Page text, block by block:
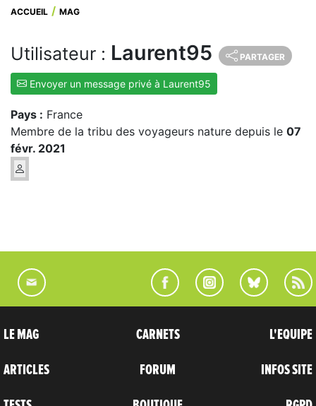
ACCUEIL MAG
Utilisateur : Laurent95 PARTAGER
Envoyer un message privé à Laurent95
Pays : France
Membre de la tribu des voyageurs nature depuis le 07
févr. 2021
LE MAG
ARTICLES
CARNETS
FORUM
L'EQUIPE
INFOS SITE